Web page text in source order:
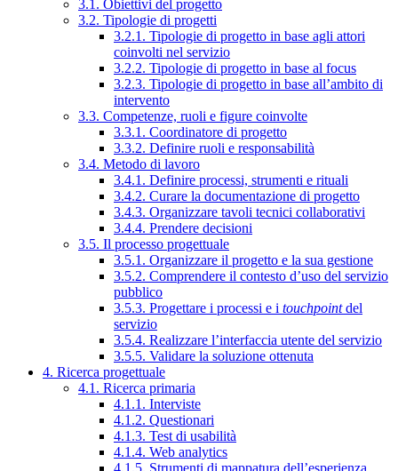
3.1. Obiettivi del progetto
3.2. Tipologie di progetti
3.2.1. Tipologie di progetto in base agli attori
coinvolti nel servizio
3.2.2. Tipologie di progetto in base al focus
3.2.3. Tipologie di progetto in base all’ambito di
intervento
3.3. Competenze, ruoli e figure coinvolte
3.3.1. Coordinatore di progetto
3.3.2. Definire ruoli e responsabilità
3.4. Metodo di lavoro
3.4.1. Definire processi, strumenti e rituali
3.4.2. Curare la documentazione di progetto
3.4.3. Organizzare tavoli tecnici collaborativi
3.4.4. Prendere decisioni
3.5. Il processo progettuale
3.5.1. Organizzare il progetto e la sua gestione
3.5.2. Comprendere il contesto d’uso del servizio
pubblico
3.5.3. Progettare i processi e i touchpointdel
servizio
3.5.4. Realizzare l’interfaccia utente del servizio
3.5.5. Validare la soluzione ottenuta
4. Ricerca progettuale
4.1. Ricerca primaria
4.1.1. Interviste
4.1.2. Questionari
4.1.3. Test di usabilità
4.1.4. Web analytics
4.1.5. Strumenti di mappatura dell’esperienza